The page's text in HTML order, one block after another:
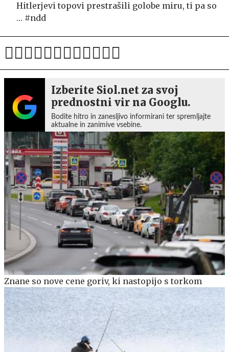
Hitlerjevi topovi prestrašili golobe miru, ti pa so
… #ndd
Izberite Siol.net za svoj
prednostni vir na Googlu.
Bodite hitro in zanesljivo informirani ter spremljajte
aktualne in zanimive vsebine.
Znane so nove cene goriv, ki nastopijo s torkom